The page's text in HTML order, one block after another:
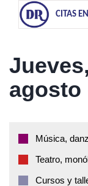
CITAS
agosto
Música,
Teatro,
Cursos y